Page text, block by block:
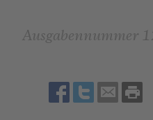
Ausgabennummer